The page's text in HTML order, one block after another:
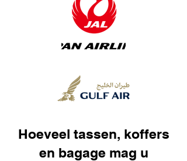
Hoeveel tassen, koffers
en bagage mag u